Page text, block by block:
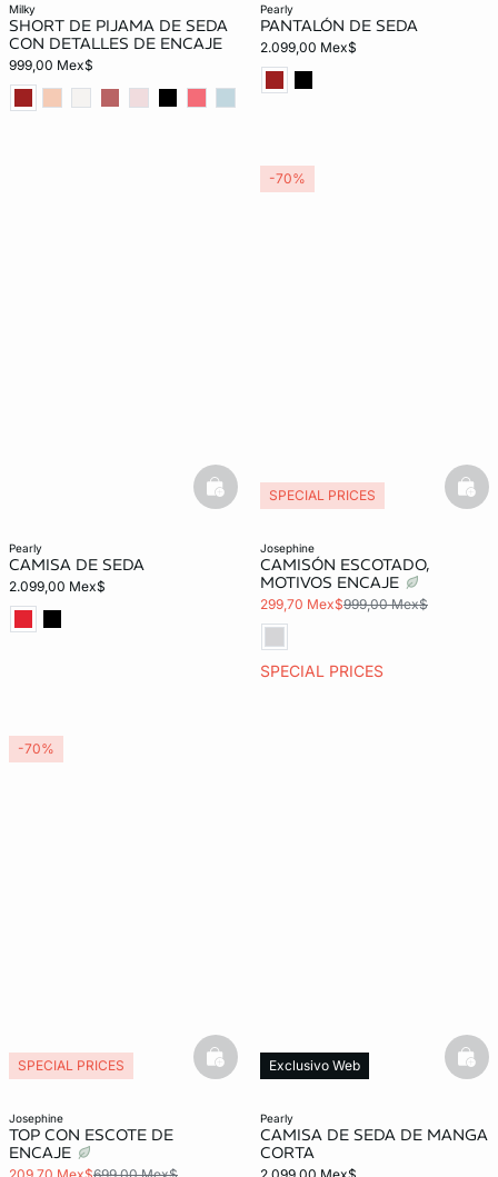
milky
SHORT DE PIJAMA DE SEDA
CON DETALLES DE ENCAJE
999,00 Mex$
pearly
PANTALÓN DE SEDA
2.099,00 Mex$
pearly
CAMISA DE SEDA
2.099,00 Mex$
basketfull
josephine
CAMISÓN ESCOTADO,
MOTIVOS ENCAJE
299,70 Mex$999,00 Mex$
SPECIAL PRICES
SPECIAL PRICES
-70%
josephine
TOP CON ESCOTE DE
ENCAJE
SPECIAL PRICES basketfull
-70%
pearly
CAMISA DE SEDA DE MANGA
CORTA
Exclusivo Web